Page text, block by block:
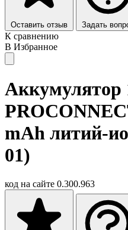
Оставить отзыв Задать
К сравнению
В Избранное
Аккумулятор
mAh литий-
01)
код на сайте 0.300.963